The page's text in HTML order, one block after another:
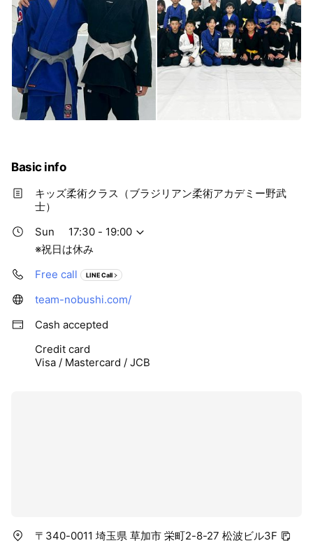
Basic info
キッズ柔術クラス（ブラジリアン柔術アカデミー野武
士）
Sun
17:30 - 19:00
※祝日は休み
Free call
LINE Call
team-nobushi.com/
Cash accepted
Credit card
Visa / Mastercard / JCB
〒340-0011 埼玉県 草加市 栄町2-8-27 松波ビル3F